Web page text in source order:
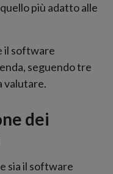
più adatto alle
il software
seguendo tre
valutare.
dei
sia il software